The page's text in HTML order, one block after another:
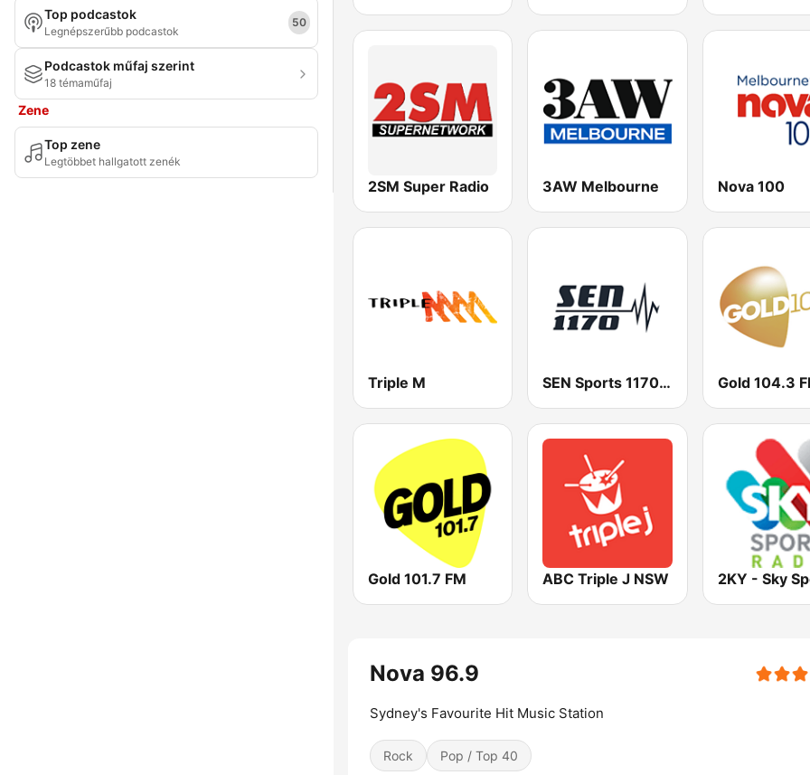
Top podcastok
Legnépszerűbb podcastok
50
Podcastok műfaj szerint
18 témaműfaj
Zene
Top zene
Legtöbbet hallgatott zenék
2SM Super Radio 3AW Melbourne Nova 100
Triple M SEN Sports 1170 Sydney Gold 104.3
Gold 101.7 FM ABC Triple J NSW
Nova 96.9
Sydney's Favourite Hit Music Station
Rock Pop / Top 40